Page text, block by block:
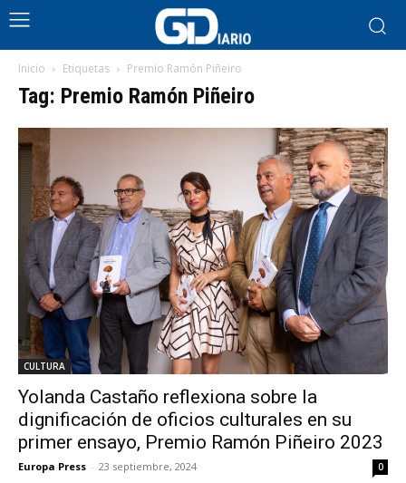
Inicio Etiquetas Premio Ramón Piñeiro
Tag: Premio Ramón Piñeiro
CULTURA
Yolanda Castaño reflexiona sobre la
dignificación de oficios culturales en su
primer ensayo, Premio Ramón Piñeiro 2023
Europa Press - 23 septiembre, 2024 0